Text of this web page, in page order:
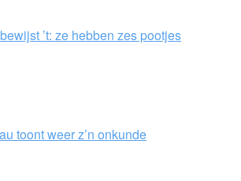
’t: ze hebben zes pootjes
toont weer z’n onkunde